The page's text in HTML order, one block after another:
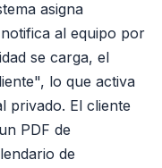
asigna
al equipo por
se carga, el
lo que activa
privado. El cliente
PDF de
de